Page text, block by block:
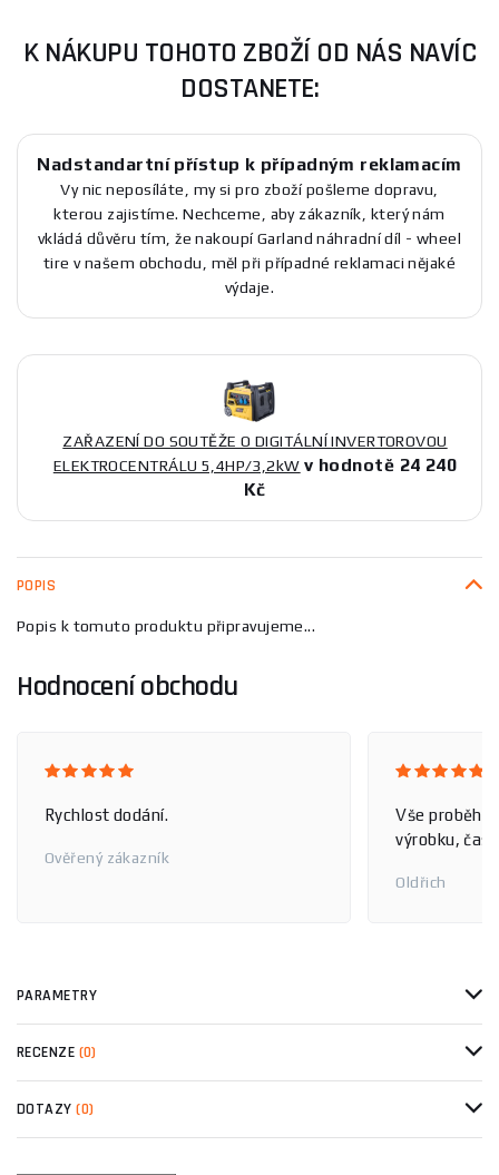
K NÁKUPU TOHOTO ZBOŽÍ OD NÁS NAVÍC
DOSTANETE:
Nadstandartní přístup k případným reklamacím
Vy nic neposíláte, my si pro zboží pošleme dopravu,
kterou zajistíme. Nechceme, aby zákazník, který nám
vkládá důvěru tím, že nakoupí Garland náhradní díl - wheel
tire v našem obchodu, měl při případné reklamaci nějaké
výdaje.
ZAŘAZENÍ DO SOUTĚŽE O DIGITÁLNÍ INVERTOROVOU
ELEKTROCENTRÁLU 5,4HP/3,2kW v hodnotě 24 240
Kč
POPIS
Popis k tomuto produktu připravujeme...
Hodnocení obchodu
Rychlost dodání.
Ověřený zákazník
Vše
výrobku, čas
Oldřich
PARAMETRY
RECENZE (0)
DOTAZY(0)